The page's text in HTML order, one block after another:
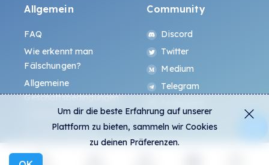
Allgemein
FAQ
Wie erkennt man
Fälschungen?
Allgemeine
Geschäftsbedingungen
Datenschutz
ALL.ART Protocol
Community
Discord
Twitter
Medium
Telegram
Um dir die beste Erfahrung auf unserer
Plattform zu bieten, sammeln wir Cookies
zu deinen Präferenzen.